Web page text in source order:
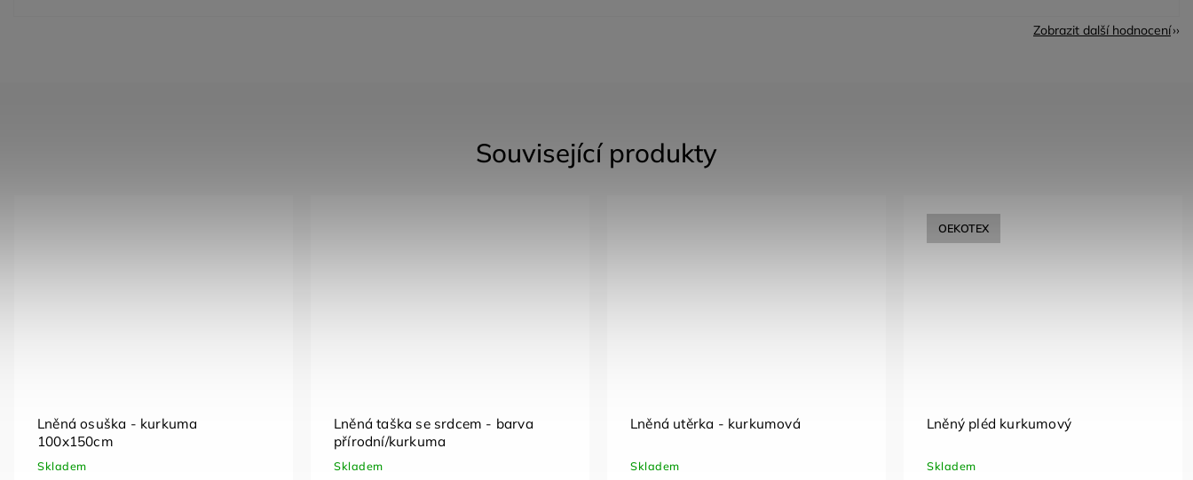
Zobrazit další hodnocení
Související produkty
Lněná osuška - kurkuma
100x150cm
Skladem
Lněná taška se srdcem - barva
přírodní/kurkuma
Skladem
Lněná utěrka - kurkumová
Skladem
OEKOTEX
Lněný pléd kurkumový
Skladem